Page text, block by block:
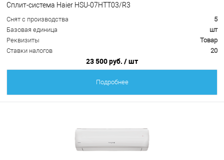
Сплит-система Haier HSU-07HTT03/R3
Снят с производства
5
Базовая единица
шт
Реквизиты
Товар
Ставки налогов
20
23 500 руб. / шт
Подробнее